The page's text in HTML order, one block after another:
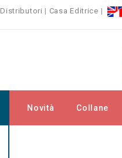
Distributori | Casa Editrice |
Novità Collane